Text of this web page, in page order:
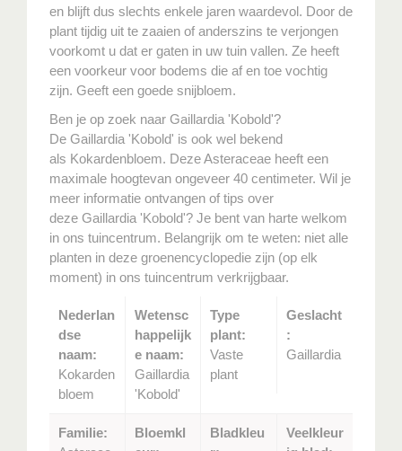
en blijft dus slechts enkele jaren waardevol. Door de
plant tijdig uit te zaaien of anderszins te verjongen
voorkomt u dat er gaten in uw tuin vallen. Ze heeft
een voorkeur voor bodems die af en toe vochtig
zijn. Geeft een goede snijbloem.
Ben je op zoek naar Gaillardia 'Kobold'?
De Gaillardia 'Kobold' is ook wel bekend
als Kokardenbloem. Deze Asteraceae heeft een
maximale hoogtevan ongeveer 40 centimeter. Wil je
meer informatie ontvangen of tips over
deze Gaillardia 'Kobold'? Je bent van harte welkom
in ons tuincentrum. Belangrijk om te weten: niet alle
planten in deze groenencyclopedie zijn (op elk
moment) in ons tuincentrum verkrijgbaar.
Nederlan
dse
naam:
Kokarden
bloem
Wetensc
happelijk
e naam:
Gaillardia
'Kobold'
Type
plant:
Vaste
plant
Geslacht
:
Gaillardia
Familie:
Bloemkl
Bladkleu
Veelkleur